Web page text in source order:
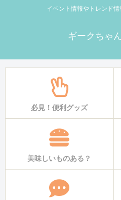
イベント情報やトレンド情
ギークちゃ
必見！便利グッズ
美味しいものある？